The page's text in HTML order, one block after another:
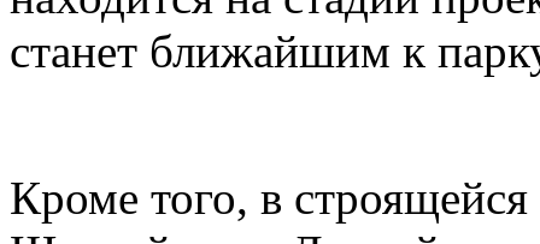
станет ближайшим к
Кроме того, в строящейся